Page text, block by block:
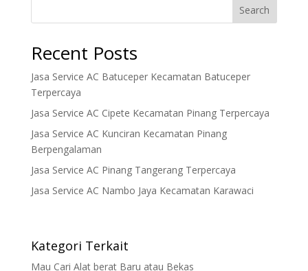
Search
Recent Posts
Jasa Service AC Batuceper Kecamatan Batuceper
Terpercaya
Jasa Service AC Cipete Kecamatan Pinang Terpercaya
Jasa Service AC Kunciran Kecamatan Pinang
Berpengalaman
Jasa Service AC Pinang Tangerang Terpercaya
Jasa Service AC Nambo Jaya Kecamatan Karawaci
Kategori Terkait
Mau Cari Alat berat Baru atau Bekas